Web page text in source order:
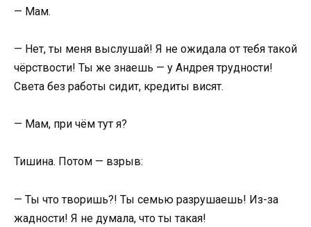
— Мам.
— Нет, ты меня выслушай! Я не ожидала от тебя такой
чёрствости! Ты же знаешь — у Андрея трудности!
Света без работы сидит, кредиты висят.
— Мам, при чём тут я?
Тишина. Потом — взрыв:
— Ты что творишь?! Ты семью разрушаешь! Из-за
жадности! Я не думала, что ты такая!